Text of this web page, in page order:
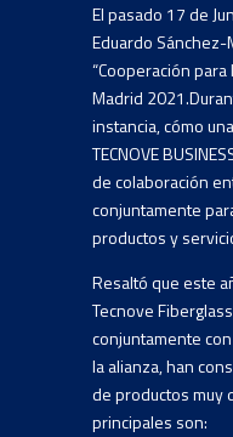
El pasado 17 de
Eduardo
“Cooperación para
Madrid
instancia, cómo
TECNOVE
de colaboración
conjuntamente
productos y
Resaltó que este
Tecnove
conjuntamente
la alianza, han
de productos muy
principales son: